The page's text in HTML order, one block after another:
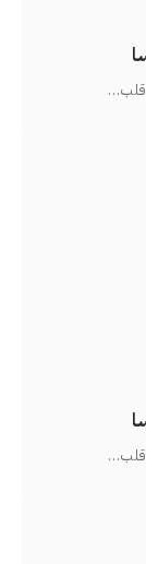
قلب…
قلب…